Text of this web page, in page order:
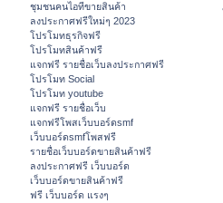
ชุมชนคนไอทีขายสินค้า
ลงประกาศฟรีใหม่ๆ 2023
โปรโมทธุรกิจฟรี
โปรโมทสินค้าฟรี
แจกฟรี รายชื่อเว็บลงประกาศฟรี
โปรโมท Social
โปรโมท youtube
แจกฟรี รายชื่อเว็บ
แจกฟรีโพสเว็บบอร์ดsmf
เว็บบอร์ดsmfโพสฟรี
รายชื่อเว็บบอร์ดขายสินค้าฟรี
ลงประกาศฟรี เว็บบอร์ด
เว็บบอร์ดขายสินค้าฟรี
ฟรี เว็บบอร์ด แรงๆ